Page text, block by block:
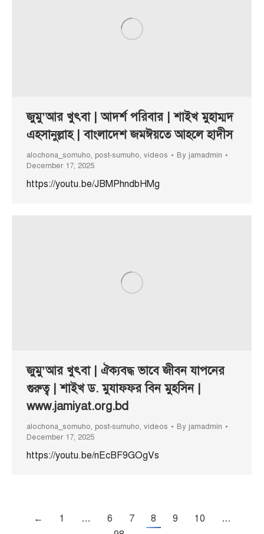
জুমু’আর খুৎবা | আদর্শ পরিবার | শাইখ মুহাম্মদ
এহসানুল্লাহ | বাংলাদেশ জমঈয়তে আহলে হাদীস
alochona_somuho, post-sumuho, videos By jamadmin
December 17, 2025
https://youtu.be/JBMPhndbHMg
জুমু’আর খুৎবা | ঐক্যবদ্ধ ভাবে জীবন যাপনের
গুরুত্ব | শাইখ ড. মুযাফফর বিন মুহসিন |
www.jamiyat.org.bd
alochona_somuho, post-sumuho, videos By jamadmin
December 17, 2025
https://youtu.be/nEcBF9GOgVs
← 1 … 6 7 8 9 10
…